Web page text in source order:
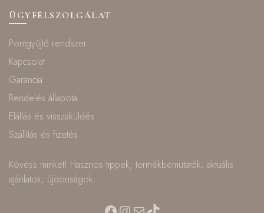
ÜGYFÉLSZOLGÁLAT
Pontgyűjtő rendszer
Kapcsolat
Garancia
Rendelés állapota
Elállás és visszaküldés
Szállítás és fizetés
Kövess minket! Hasznos tippek, termékbemutatók, aktuális
ajánlatok, újdonságok: